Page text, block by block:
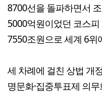
8700선을 돌파하면서
5000억원이었던 코스
7550조원으로 세계 6위
세 차례에 걸친 상법 개
명문화·집중투표제 의